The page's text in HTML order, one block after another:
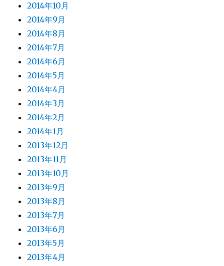
2014年10月
2014年9月
2014年8月
2014年7月
2014年6月
2014年5月
2014年4月
2014年3月
2014年2月
2014年1月
2013年12月
2013年11月
2013年10月
2013年9月
2013年8月
2013年7月
2013年6月
2013年5月
2013年4月